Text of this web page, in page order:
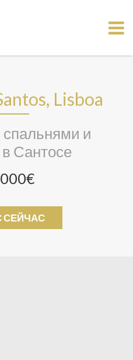
Lisboa
спальнями и
Сантосе
СЕЙЧАС